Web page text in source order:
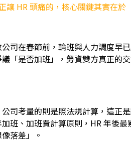
讓 HR 頭痛的，核心關鍵其實在於
司在春節前，輪班與人力調度早
「是否加班」，勞資雙方真正的
司考量的則是照法規計算，這正
班、加班費計算原則，HR 年後
落差」。